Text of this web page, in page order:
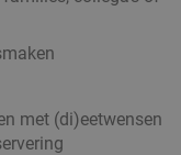
€13,50
37%
van
met (di)eetwensen